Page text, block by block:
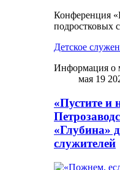
Конференция
подростковых
Детское
Информация о
мая 19
«Пустите и
«Глубина»
служителей